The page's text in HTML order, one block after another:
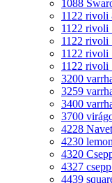
1088
1122 rivoli
1122 rivoli
1122 rivoli
1122 rivoli
1122 rivoli
3200
3259
3400
3700
4228
4230
4320
4327
4439